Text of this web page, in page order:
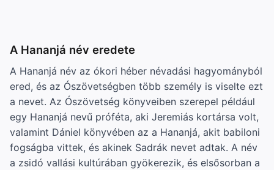
A Hananjá név eredete
A Hananjá név az ókori héber névadási hagyományból
ered, és az Ószövetségben több személy is viselte ezt
a nevet. Az Ószövetség könyveiben szerepel például
egy Hananjá nevű próféta, aki Jeremiás kortársa volt,
valamint Dániel könyvében az a Hananjá, akit babiloni
fogságba vittek, és akinek Sadrák nevet adtak. A név
a zsidó vallási kultúrában gyökerezik, és elsősorban a